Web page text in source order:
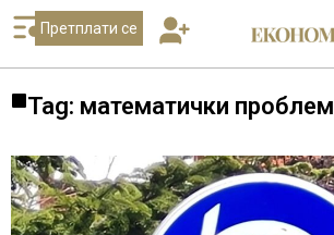
Претплати се
Tag: математички проблем